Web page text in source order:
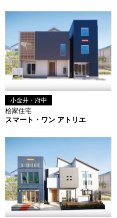
小金井・府中
桧家住宅
スマート・ワン アトリエ